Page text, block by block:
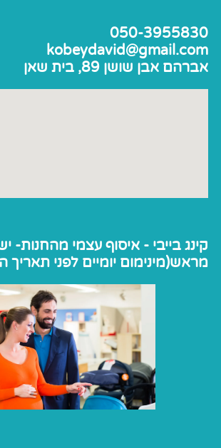
050-3955830
kobeydavid@gmail.com
אברהם אבן שושן 89, בית שאן
קינג בייבי - איסוף עצמי מהחנות-
מראש(מינימום יומיים לפני תאריך